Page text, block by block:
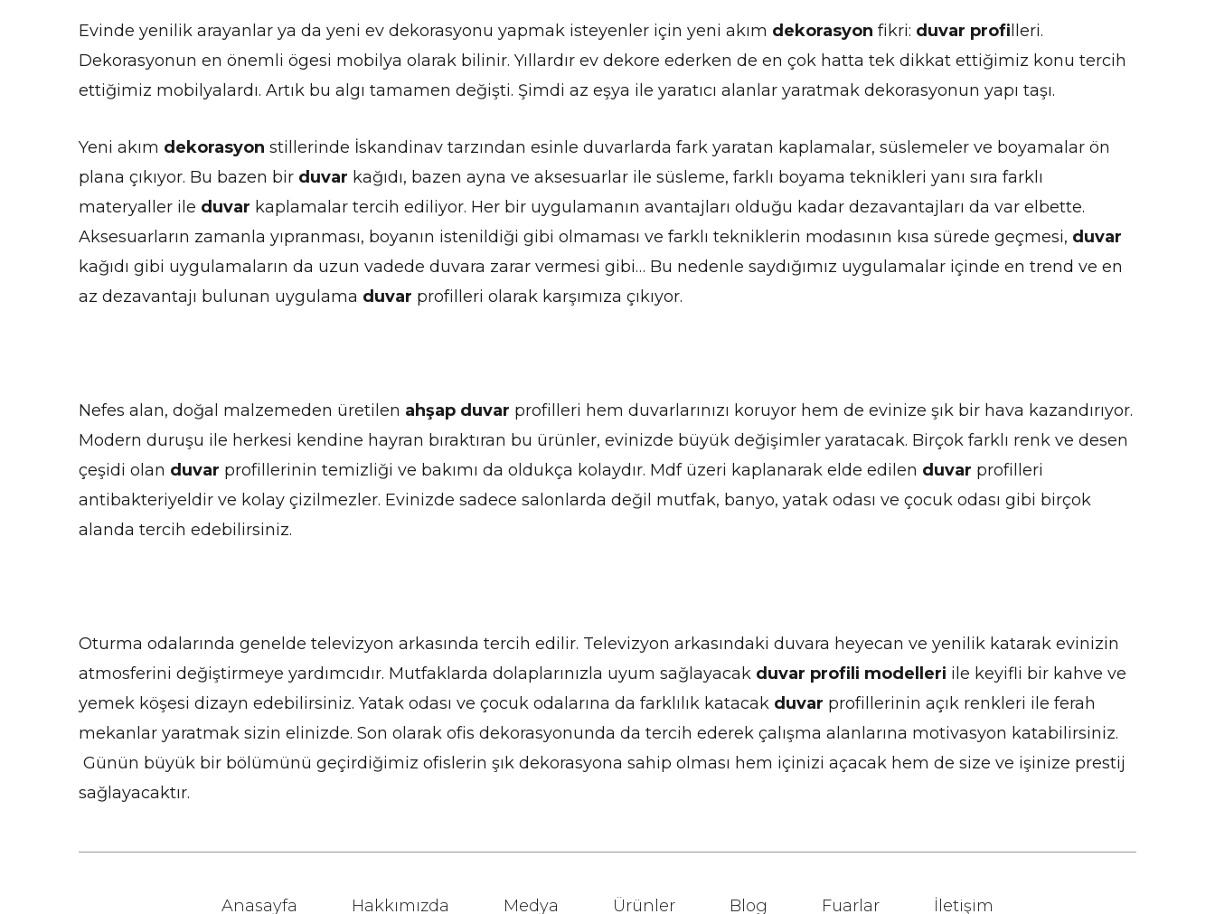
Evinde yenilik arayanlar ya da yeni ev dekorasyonu yapmak isteyenler için yeni akım dekorasyon fikri: duvar profi lleri.
Dekorasyonun en önemli ögesi mobilya olarak bilinir. Yıllardır ev dekore ederken de en çok hatta tek dikkat ettiğimiz konu tercih
ettiğimiz mobilyalardı. Artık bu algı tamamen değişti. Şimdi az eşya ile yaratıcı alanlar yaratmak dekorasyonun yapı taşı.
Yeni akım dekorasyon stillerinde İskandinav tarzından esinle duvarlarda fark yaratan kaplamalar, süslemeler ve boyamalar ön
plana çıkıyor. Bu bazen bir duvar kağıdı, bazen ayna ve aksesuarlar ile süsleme, farklı boyama teknikleri yanı sıra farklı
materyaller ile duvar kaplamalar tercih ediliyor. Her bir uygulamanın avantajları olduğu kadar dezavantajları da var elbette.
Aksesuarların zamanla yıpranması, boyanın istenildiği gibi olmaması ve farklı tekniklerin modasının kısa sürede geçmesi, duvar
kağıdı gibi uygulamaların da uzun vadede duvara zarar vermesi gibi… Bu nedenle saydığımız uygulamalar içinde en trend ve en
az dezavantajı bulunan uygulama duvar profilleri olarak karşımıza çıkıyor.
Nefes alan, doğal malzemeden üretilen ahşap duvar profilleri hem duvarlarınızı koruyor hem de evinize şık bir hava kazandırıyor.
Modern duruşu ile herkesi kendine hayran bıraktıran bu ürünler, evinizde büyük değişimler yaratacak. Birçok farklı renk ve desen
çeşidi olan duvar profillerinin temizliği ve bakımı da oldukça kolaydır. Mdf üzeri kaplanarak elde edilen duvar profilleri
antibakteriyeldir ve kolay çizilmezler. Evinizde sadece salonlarda değil mutfak, banyo, yatak odası ve çocuk odası gibi birçok
alanda tercih edebilirsiniz.
Oturma odalarında genelde televizyon arkasında tercih edilir. Televizyon arkasındaki duvara heyecan ve yenilik katarak evinizin
atmosferini değiştirmeye yardımcıdır. Mutfaklarda dolaplarınızla uyum sağlayacak duvar profili modelleri ile keyifli bir kahve ve
yemek köşesi dizayn edebilirsiniz. Yatak odası ve çocuk odalarına da farklılık katacak duvar profillerinin açık renkleri ile ferah
mekanlar yaratmak sizin elinizde. Son olarak ofis dekorasyonunda da tercih ederek çalışma alanlarına motivasyon katabilirsiniz.
Günün büyük bir bölümünü geçirdiğimiz ofislerin şık dekorasyona sahip olması hem içinizi açacak hem de size ve işinize prestij
sağlayacaktır.
Anasayfa Hakkımızda Medya Ürünler Blog Fuarlar İletişim